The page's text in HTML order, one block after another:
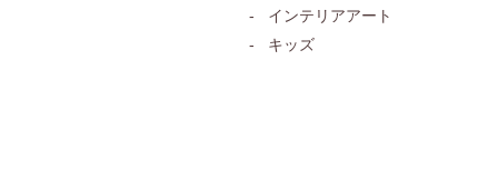
インテリアアート
キッズ